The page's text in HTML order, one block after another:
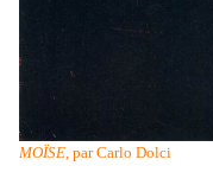
MOÏSE , par Carlo Dolci